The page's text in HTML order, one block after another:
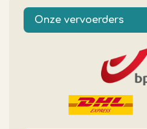
Onze vervoerders